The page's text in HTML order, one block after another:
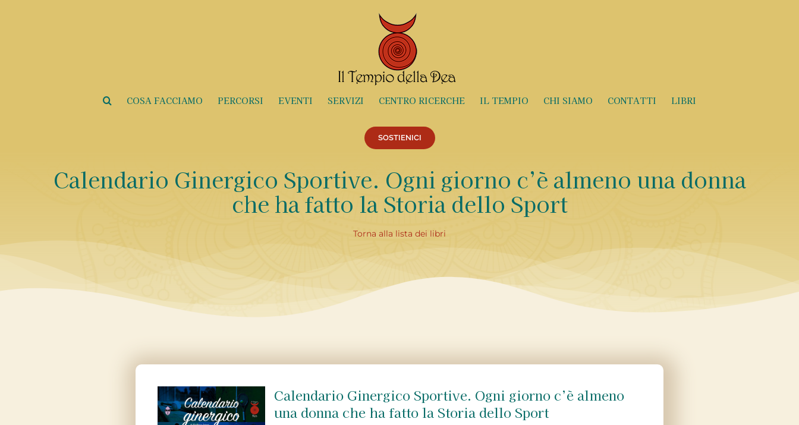
COSA FACCIAMO PERCORSI EVENTI SERVIZI CENTRO RICERCHE IL TEMPIO CHI SIAMO CONTATTI LIBRI
SOSTIENICI
Calendario Ginergico Sportive. Ogni giorno c’è almeno una donna
che ha fatto la Storia dello Sport
Torna alla lista dei libri
Calendario Ginergico Sportive. Ogni giorno c’è almeno
una donna che ha fatto la Storia dello Sport